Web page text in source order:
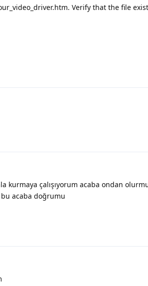
Verify that the file
çalışıyorum acaba ondan
acaba doğrumu